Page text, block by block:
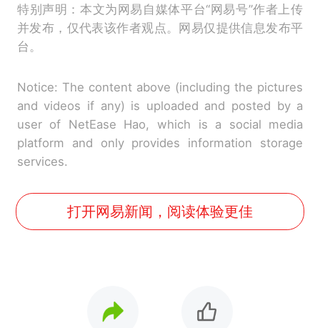
特别声明：本文为网易自媒体平台“网易号”作者上传
并发布，仅代表该作者观点。网易仅提供信息发布平
台。
Notice: The content above (including the pictures
and videos if any) is uploaded and posted by a
user of NetEase Hao, which is a social media
platform and only provides information storage
services.
打开网易新闻，阅读体验更佳